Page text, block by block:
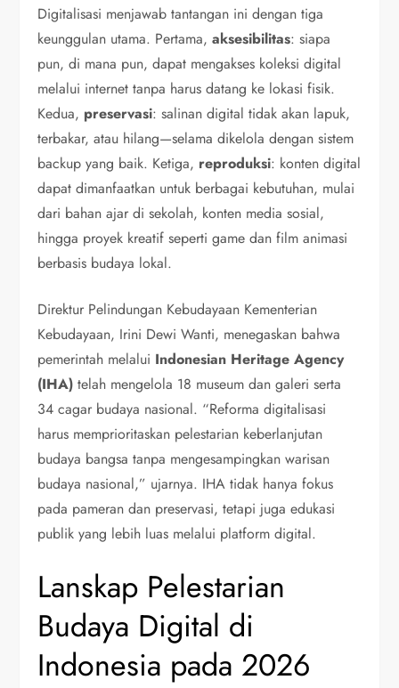
Digitalisasi menjawab tantangan ini dengan tiga
keunggulan utama. Pertama,aksesibilitas: siapa
pun, di mana pun, dapat mengakses koleksi digital
melalui internet tanpa harus datang ke lokasi fisik.
Kedua, preservasi: salinan digital tidak akan lapuk,
terbakar, atau hilang—selama dikelola dengan sistem
backup yang baik. Ketiga, reproduksi: konten digital
dapat dimanfaatkan untuk berbagai kebutuhan, mulai
dari bahan ajar di sekolah, konten media sosial,
hingga proyek kreatif seperti game dan film animasi
berbasis budaya lokal.
Direktur Pelindungan Kebudayaan Kementerian
Kebudayaan, Irini Dewi Wanti, menegaskan bahwa
pemerintah melalui Indonesian Heritage Agency
(IHA) telah mengelola 18 museum dan galeri serta
34 cagar budaya nasional. “Reforma digitalisasi
harus memprioritaskan pelestarian keberlanjutan
budaya bangsa tanpa mengesampingkan warisan
budaya nasional,” ujarnya. IHA tidak hanya fokus
pada pameran dan preservasi, tetapi juga edukasi
publik yang lebih luas melalui platform digital.
Lanskap Pelestarian
Budaya Digital di
Indonesia pada 2026